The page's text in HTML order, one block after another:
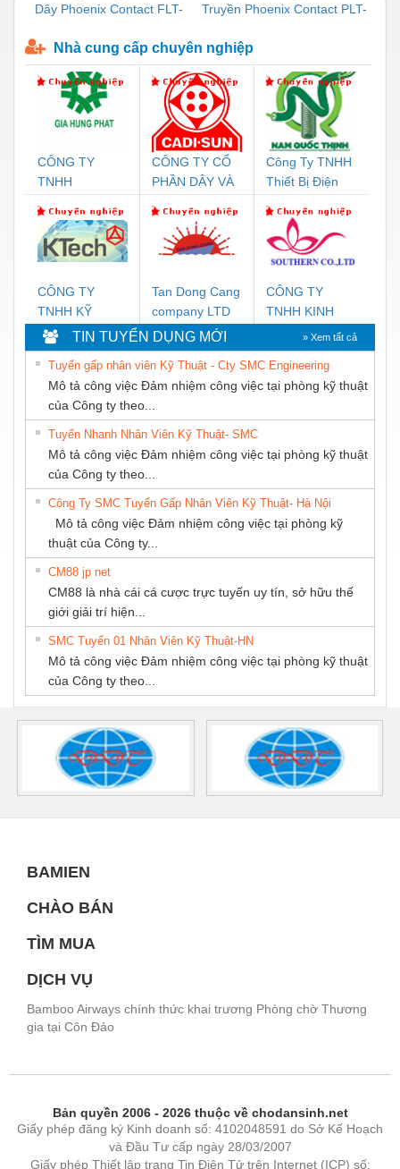
Dây Phoenix Contact FLT-
2908264
Truyền Phoenix Contact PLT-
Nhà cung cấp chuyên nghiệp
CÔNG TY
TNHH
DỊCH VỤ KỸ
THUẬT ĐIỆN
CƠ GIA HƯNG
CÔNG TY CỔ
PHẦN DÂY VÀ
THƯỢNG
ĐÌNH
Công Ty TNHH
Thiết Bị Điện
Thịnh
CÔNG TY
TNHH KỸ
THUẬT KTECH
VIỆT NAM
Tan Dong Cang
company LTD
CÔNG TY
TNHH KINH
DOANH DỊCH
VỤ XNK
PHƯƠNG NAM
TIN TUYỂN DỤNG MỚI » Xem tất cả
Tuyển gấp nhân viên Kỹ Thuật - Cty SMC Engineering
Mô tả công việc Đảm nhiệm công việc tại phòng kỹ thuật
của Công ty theo...
Tuyển Nhanh Nhân Viên Kỹ Thuật- SMC
Mô tả công việc Đảm nhiệm công việc tại phòng kỹ thuật
của Công ty theo...
Công Ty SMC Tuyển Gấp Nhân Viên Kỹ Thuật- Hà Nội
Mô tả công việc Đảm nhiệm công việc tại phòng kỹ
thuật của Công ty...
CM88 jp net
CM88 là nhà cái cá cược trực tuyến uy tín, sở hữu thế
giới giải trí hiện...
SMC Tuyển 01 Nhân Viên Kỹ Thuật-HN
Mô tả công việc Đảm nhiệm công việc tại phòng kỹ thuật
của Công ty theo...
BAMIEN
CHÀO BÁN
TÌM MUA
DỊCH VỤ
Bamboo Airways chính thức khai trương Phòng chờ Thương
gia tại Côn Đảo
Bản quyền 2006 - 2026 thuộc về chodansinh.net
Giấy phép đăng ký Kinh doanh số: 4102048591 do Sở Kế Hoạch
và Đầu Tư cấp ngày 28/03/2007
Giấy phép Thiết lập trang Tin Điện Tử trên Internet (ICP) số: